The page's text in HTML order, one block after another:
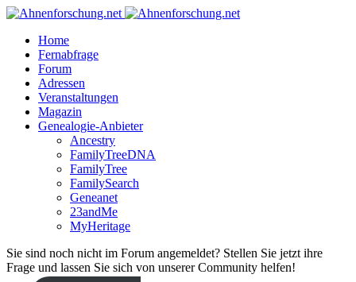
Home
Fernabfrage
Forum
Adressen
Veranstaltungen
Magazin
Genealogie-Anbieter
Ancestry
FamilyTreeDNA
FamilyTree
FamilySearch
Geneanet
23andMe
MyHeritage
Sie sind noch nicht im Forum angemeldet? Stellen Sie jetzt ihre
Frage und lassen Sie sich von unserer Community helfen!